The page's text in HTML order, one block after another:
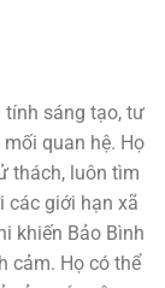
tính sáng tạo, tư
quan hệ. Họ
thách, luôn tìm
các giới hạn xã
khiến Bảo Bình
cảm. Họ có thể